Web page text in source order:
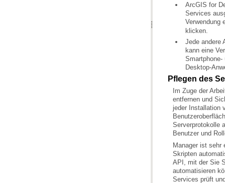
ArcGIS for
Services
Verwendung
klicken.
kann eine
Desktop-
Pflegen des
jeder Installation
Benutzer und
Skripten